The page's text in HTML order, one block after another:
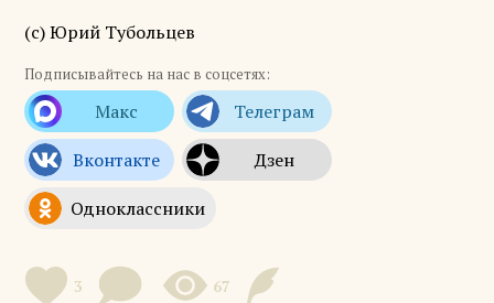
(с) Юрий Тубольцев
Подписывайтесь на нас в соцсетях:
3 67